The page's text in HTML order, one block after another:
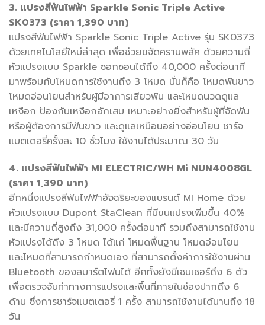
3. แปรงสีฟันไฟฟ้า Sparkle Sonic Triple Active
SK0373 (ราคา 1,390 บาท)
แปรงสีฟันไฟฟ้า Sparkle Sonic Triple Active รุ่น SK0373
ด้วยเทคโนโลยีใหม่ล่าสุด เพื่อช่วยขจัดคราบพลัค ด้วยความถี่
หัวแปรงแบบ Sparkle ซอกซอนได้ถึง 40,000 ครั้งต่อนาที
มาพร้อมกับโหมดการใช้งานถึง 3 โหมด นั่นก็คือ โหมดฟันขาว
โหมดอ่อนโยนสำหรับผู้มีอาการเสียวฟัน และโหมดนวดดูแล
เหงือก ป้องกันเหงือกอักเสบ เหมาะอย่างยิ่งสำหรับผู้ที่จัดฟัน
หรือผู้ต้องการมีฟันขาว และดูแลเหมือนอย่างอ่อนโยน ชาร์จ
แบตเตอรี่ครั้งละ 10 ชั่วโมง ใช้งานได้ประมาณ 30 วัน
4. แปรงสีฟันไฟฟ้า MI ELECTRIC/WH Mi NUN4008GL
(ราคา 1,390 บาท)
อีกหนึ่งแปรงสีฟันไฟฟ้าอัจฉริยะของแบรนด์ MI Home ด้วย
หัวแปรงแบบ Dupont StaClean ที่มีขนแปรงเพิ่มขึ้น 40%
และมีความถี่สูงถึง 31,000 ครั้งต่อนาที รวมถึงสามารถใช้งาน
หัวแปรงได้ถึง 3 โหมด ได้แก่ โหมดพื้นฐาน โหมดอ่อนโยน
และโหมดที่สามารถกำหนดเอง ที่สามารถตั้งค่าการใช้งานผ่าน
Bluetooth ของสมาร์ตโฟนได้ อีกทั้งยังมีเซนเซอร์ถึง 6 ตัว
เพื่อตรวจจับท่าทางการแปรงและพื้นที่ภายในช่องปากถึง 6
ด้าน ซึ่งการชาร์จแบตเตอรี่ 1 ครั้ง สามารถใช้งานได้นานถึง 18
วัน